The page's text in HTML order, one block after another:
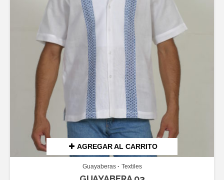
AGREGAR AL CARRITO
Guayaberas Textiles